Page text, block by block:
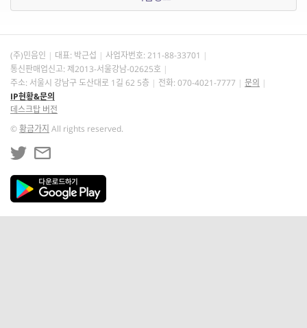
(주)민음인 대표: 박근섭 사업자번호: 211-88-33701
통신판매업신고: 제2013-서울강남-02625호
주소: 서울시 강남구 도산대로 1길 62 5층
전화: 070-4021-7777
문의
IP현황&문의
데스크탑 버전
©황금가지 All rights reserved.